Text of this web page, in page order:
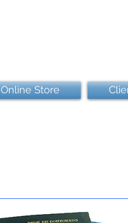
Online Store